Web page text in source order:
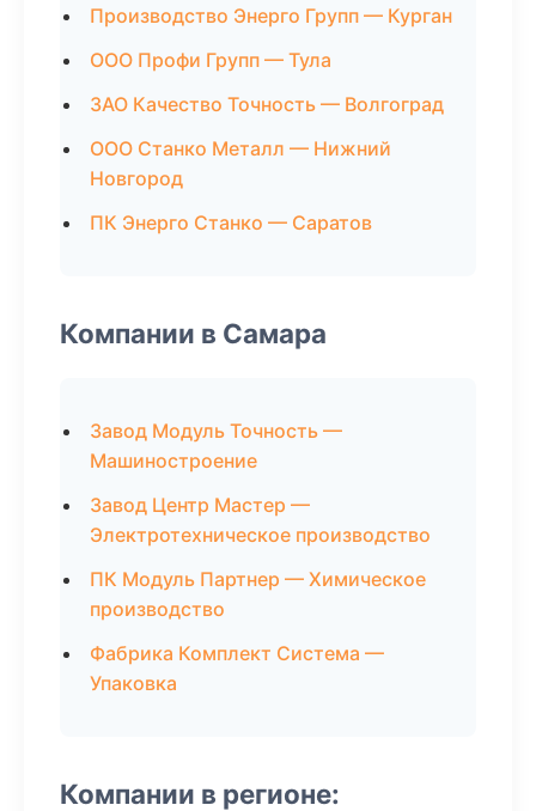
Производство Энерго Групп — Курган
ООО Профи Групп — Тула
ЗАО Качество Точность — Волгоград
ООО Станко Металл — Нижний
Новгород
ПК Энерго Станко — Саратов
Компании в Самара
Завод Модуль Точность —
Машиностроение
Завод Центр Мастер —
Электротехническое производство
ПК Модуль Партнер — Химическое
производство
Фабрика Комплект Система —
Упаковка
Компании в регионе: